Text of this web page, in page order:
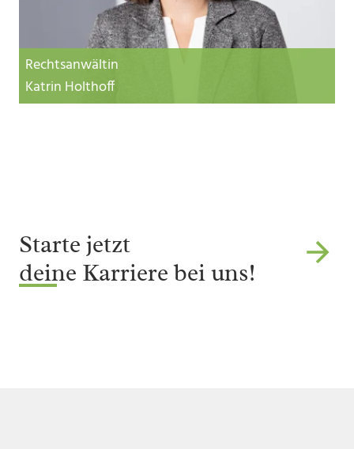
Rechtsanwältin
Katrin Holthoff
Starte jetzt
deine Karriere bei uns!